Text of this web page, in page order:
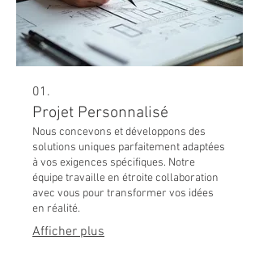
01.
Projet Personnalisé
Nous concevons et développons des
solutions uniques parfaitement adaptées
à vos exigences spécifiques. Notre
équipe travaille en étroite collaboration
avec vous pour transformer vos idées
en réalité.
Afficher plus